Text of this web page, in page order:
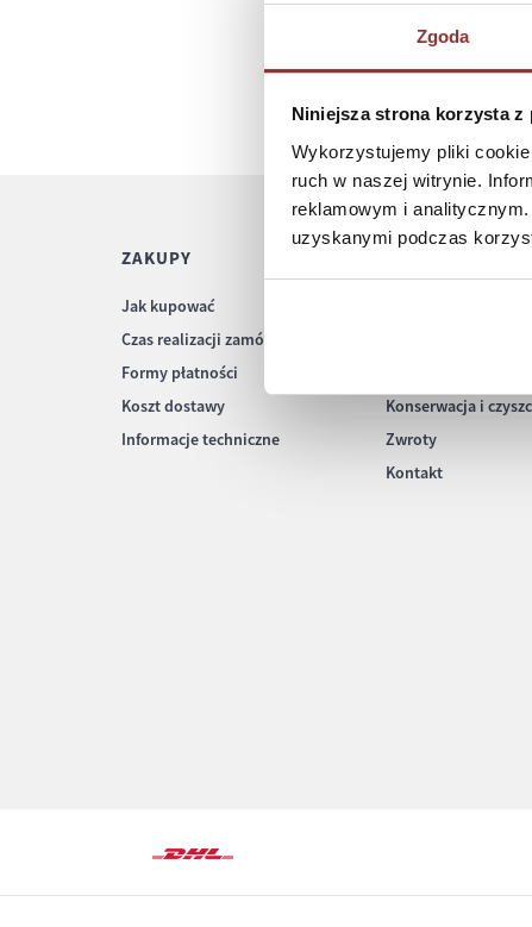
Zgoda
Niniejsza strona korzysta z
Wykorzystujemy pliki
ruch w naszej witrynie.
reklamowym i
uzyskanymi podczas
ZAKUPY
Jak kupować
Czas realizacji zamówienia
Formy płatności
Koszt dostawy
Informacje techniczne
Konserwacja i
Zwroty
Kontakt